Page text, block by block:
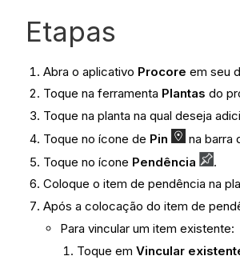
Etapas
Abra o aplicativo Procore em seu
Toque na ferramenta Plantas do
Toque na planta na qual deseja
Toque no ícone de Pin
na barra
Toque no ícone Pendência
.
Coloque o item de pendência na
Após a colocação do item de
Para vincular um item existente:
Toque emVincular